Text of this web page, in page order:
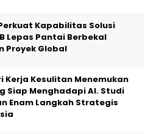
Kapabilitas Solusi
Lepas Pantai Berbekal
Proyek Global
Kerja Kesulitan Menemukan
Siap Menghadapi AI. Studi
Enam Langkah Strategis